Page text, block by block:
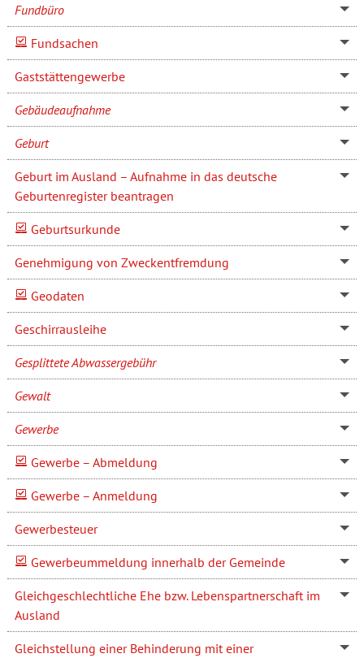
Fundbüro
Fundsachen
Gaststättengewerbe
Gebäudeaufnahme
Geburt
Geburt im Ausland – Aufnahme in das deutsche
Geburtenregister beantragen
Geburtsurkunde
Genehmigung von Zweckentfremdung
Geodaten
Geschirrausleihe
Gesplittete Abwassergebühr
Gewalt
Gewerbe
Gewerbe – Abmeldung
Gewerbe – Anmeldung
Gewerbesteuer
Gewerbeummeldung innerhalb der Gemeinde
Gleichgeschlechtliche Ehe bzw. Lebenspartnerschaft im
Ausland
Gleichstellung einer Behinderung mit einer